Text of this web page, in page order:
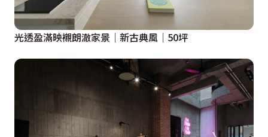
光透盈滿映襯朗澈家景│新古典風│50坪